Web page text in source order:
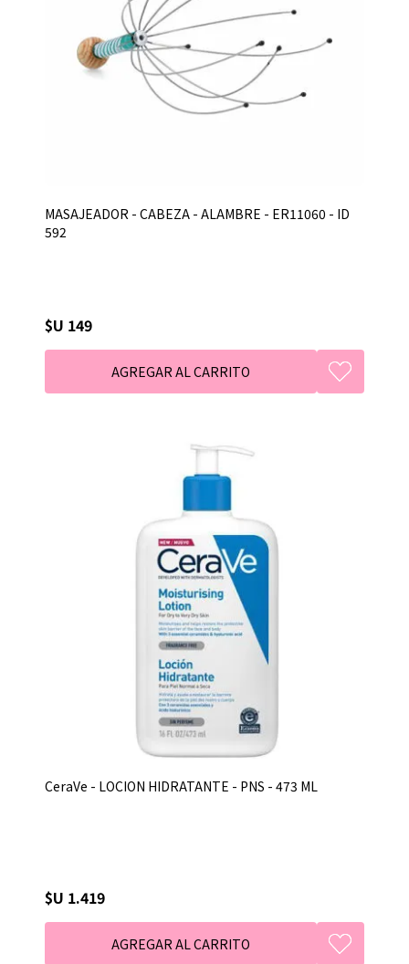
MASAJEADOR - CABEZA - ALAMBRE - ER11060 - ID
592
$U 149
CeraVe - LOCION HIDRATANTE - PNS - 473 ML
$U 1.419